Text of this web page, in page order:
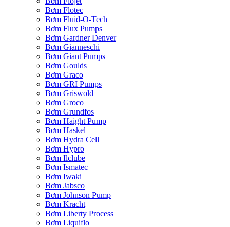
Bơm Flotec
Bơm Fluid-O-Tech
Bơm Flux Pumps
Bơm Gardner Denver
Bơm Gianneschi
Bơm Giant Pumps
Bơm Goulds
Bơm Graco
Bơm GRI Pumps
Bơm Griswold
Bơm Groco
Bơm Grundfos
Bơm Haight Pump
Bơm Haskel
Bơm Hydra Cell
Bơm Hypro
Bơm Ilclube
Bơm Ismatec
Bơm Iwaki
Bơm Jabsco
Bơm Johnson Pump
Bơm Kracht
Bơm Liberty Process
Bơm Liquiflo